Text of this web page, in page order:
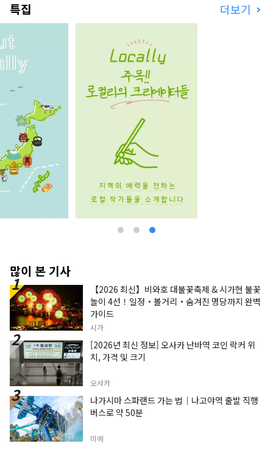
메시마 신산업 및 도시창조기구(주) / 사무국: 건강
한 도시디자인연구소(주)
사 빌딩, 오사카시 기타구 우메다 3-4-5, 우편번호
530-0001 이메일:
info@yumeshimakikou.com 전화: 06-6136-
8803
***************************************
특집 더보기
많이 본 기사
【2026 최신】비와호 대불꽃축제 & 시가현 불꽃
놀이 4선！일정・볼거리・숨겨진 명당까지 완벽
가이드
시가
[2026년 최신 정보] 오사카 난바역 코인 락커 위
치, 가격 및 크기
오사카
나가시마 스파랜드 가는 법｜나고야역 출발 직행
버스로 약 50분
미에